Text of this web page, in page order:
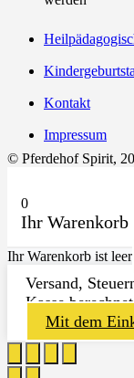
© Pferdehof Spirit,
Kontakt
Impressum
0
Ihr Warenkorb
Ihr Warenkorb ist leer
Versand,
Kasse
Mit dem